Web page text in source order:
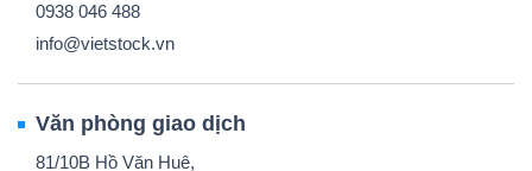
0938 046 488
info@vietstock.vn
Văn phòng giao dịch
81/10B Hồ Văn Huê,